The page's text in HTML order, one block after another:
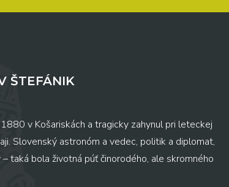
ŠTEFÁNIK
v Košariskách a tragicky zahynul pri leteckej
Slovenský astronóm a vedec, politik a diplomat,
taká bola životná púť činorodého, ale skromného